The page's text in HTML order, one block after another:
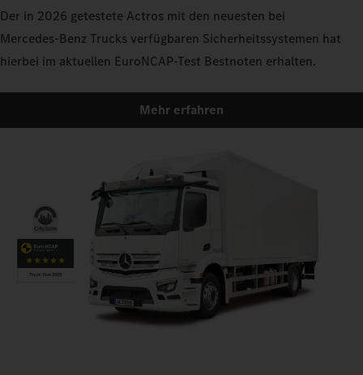
Der in 2026 getestete Actros mit den neuesten bei
Mercedes‑Benz Trucks verfügbaren Sicherheitssystemen hat
hierbei im aktuellen EuroNCAP-Test Bestnoten erhalten.
Mehr erfahren